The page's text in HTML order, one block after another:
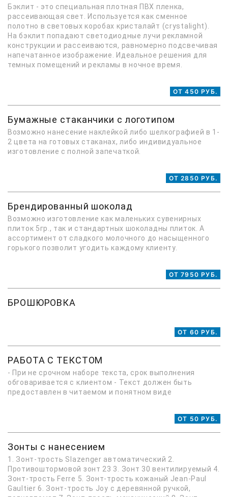
Бэклит - это специальная плотная ПВХ пленка,
рассеивающая свет. Используется как сменное
полотно в световых коробах кристалайт (сrystalight).
На бэклит попадают светодиодные лучи рекламной
конструкции и рассеиваются, равномерно подсвечивая
напечатанное изображение. Идеальное решения для
темных помещений и рекламы в ночное время.
ОТ 450 РУБ.
Бумажные стаканчики с логотипом
Возможно нанесение наклейкой либо шелкографией в 1-
2 цвета на готовых стаканах, либо индивидуальное
изготовление с полной запечаткой.
ОТ 2850 РУБ.
Брендированный шоколад
Возможно изготовление как маленьких сувенирных
плиток 5гр., так и стандартных шоколадны плиток. А
ассортимент от сладкого молочного до насыщенного
горького позволит угодить каждому клиенту.
ОТ 7950 РУБ.
БРОШЮРОВКА
ОТ 60 РУБ.
РАБОТА С ТЕКСТОМ
- При не срочном наборе текста, срок выполнения
обговаривается с клиентом - Текст должен быть
предоставлен в читаемом и понятном виде
ОТ 50 РУБ.
Зонты с нанесением
1. Зонт-трость Slazenger автоматический 2.
Противоштормовой зонт 23 3. Зонт 30 вентилируемый 4.
Зонт-трость Ferre 5. Зонт-трость кожаный Jean-Paul
Gaultier 6. Зонт-трость Joy с деревянной ручкой,